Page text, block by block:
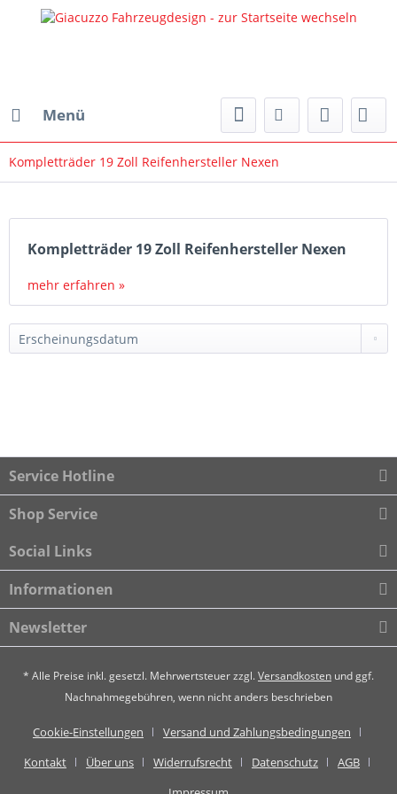
Menü
Kompletträder 19 Zoll Reifenhersteller Nexen
Kompletträder 19 Zoll Reifenhersteller Nexen
mehr erfahren »
Service Hotline
Shop Service
Social Links
Informationen
Newsletter
* Alle Preise inkl. gesetzl. Mehrwertsteuer zzgl.Versandkosten und ggf.
Nachnahmegebühren, wenn nicht anders beschrieben
Cookie-Einstellungen
Versand und Zahlungsbedingungen
Kontakt
Über uns Widerrufsrecht Datenschutz
AGB